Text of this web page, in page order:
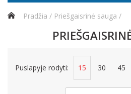
Pradžia Priešgaisrinė sauga
Puslapyje rodyti: 15 30 45